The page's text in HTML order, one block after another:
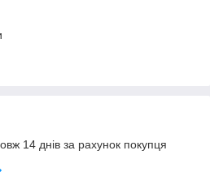
14 днів за рахунок покупця